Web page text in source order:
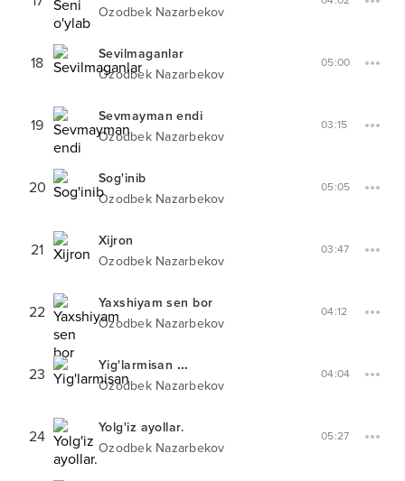
Ozodbek Nazarbekov
18
Sevilmaganlar
Ozodbek Nazarbekov
05:00
19
Sevmayman endi
Ozodbek Nazarbekov
03:15
20
Sog'inib
Ozodbek Nazarbekov
05:05
21
Xijron
Ozodbek Nazarbekov
03:47
22
Yaxshiyam sen bor
Ozodbek Nazarbekov
04:12
23
Yig'larmisan
Ozodbek Nazarbekov
04:04
24
Yolg'iz ayollar.
Ozodbek Nazarbekov
05:27